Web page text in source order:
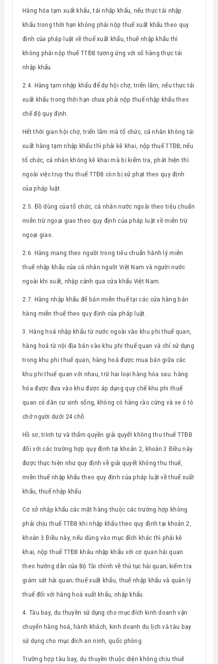
Hàng hóa tạm xuất khẩu, tái nhập khẩu, nếu thực tái nhập
khẩu trong thời hạn không phải nộp thuế xuất khẩutheo quy
định của pháp luật về thuế xuất khẩu, thuế nhập khẩu thì
không phải nộp thuế TTĐB tương ứng với số hàng thực tái
nhập khẩu.
2.4. Hàng tạm nhập khẩu để dự hội chợ, triển lãm, nếu thực tái
xuất khẩu trong thời hạn chưa phải nộp thuế nhập khẩu theo
chế độ quy định.
Hết thời gian hội chợ, triển lãm mà tổ chức, cá nhân không tái
xuất hàng tạm nhập khẩu thì phải kê khai, nộp thuế TTĐB; nếu
tổ chức, cá nhân không kê khai mà bị kiểm tra, phát hiện thì
ngoài việc truy thu thuế TTĐB còn bị xử phạt theo quy định
của pháp luật.
2.5. Đồ dùng của tổ chức, cá nhân nước ngoài theo tiêu chuẩn
miễn trừ ngoại giaotheo quy định của pháp luật về miễn trừ
ngoại giao.
2.6. Hàng mang theo người trong tiêu chuẩn hành lý miễn
thuế nhập khẩu của cá nhân người Việt Nam và người nước
ngoài khi xuất, nhập cảnh qua cửa khẩu Việt Nam.
2.7. Hàng nhập khẩu để bán miễn thuế tạicác cửa hàng bán
hàng miễn thuế theo quy định của pháp luật.
3. Hàng hoá nhập khẩu từ nước ngoài vào khu phi thuế quan,
hàng hoá từ nội địa bán vào khu phi thuế quan và chỉ sử dụng
trong khu phi thuế quan, hàng hoá được mua bán giữa các
khu phi thuế quan với nhau, trừ hai loại hàng hóa sau: hàng
hóa được đưa vào khu được áp dụng quy chế khu phi thuế
quan có dân cư sinh sống, không có hàng rào cứng và xe ô tô
chở người dưới 24 chỗ.
Hồ sơ, trình tự và thẩm quyền giải quyết không thu thuế TTĐB
đối với các trường hợp quy định tại khoản 2, khoản 3 Điều này
được thực hiện như quy định về giải quyết không thu thuế,
miễn thuế nhập khẩu theo quy định của pháp luật về thuế xuất
khẩu, thuế nhập khẩu.
Cơ sở nhập khẩu các mặt hàng thuộc các trường hợp không
ph­ải chịu thuế TTĐB khi nhập khẩu theo quy định tại khoản 2,
khoản 3 Điều này, nếu dùng vào mục đích khác thì phải kê
khai, nộp thuế TTĐB khâu nhập khẩu với cơ quan hải quan
theo hướng dẫn của Bộ Tài chính về thủ tục hải quan; kiểm tra
giám sát hải quan; thuế xuất khẩu, thuế nhập khẩu và quản lý
thuế đối với hàng hoá xuất khẩu, nhập khẩu.
4. Tàu bay, du thuyền sử dụng cho mục đích kinh doanh vận
chuyển hàng hoá, hành khách, kinh doanh du lịchvà tàu bay
sử dụng cho mục đích an ninh, quốc phòng.
Trường hợp tàu bay, du thuyền thuộc diện không chịu thuế